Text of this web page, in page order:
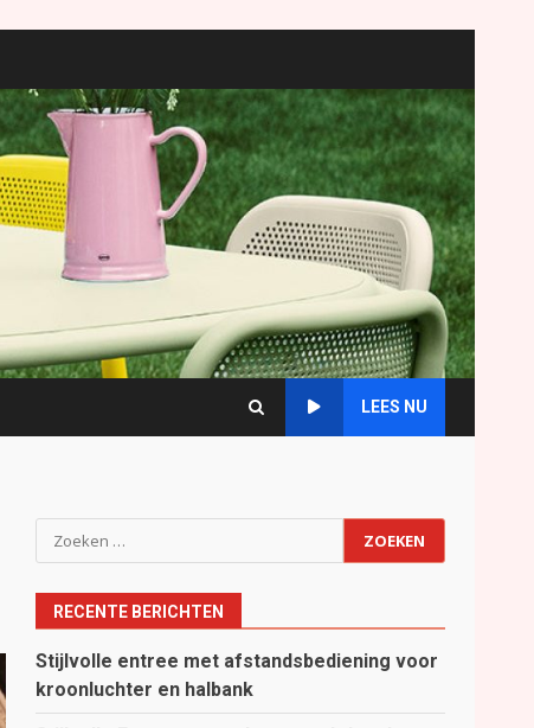
LEES NU
Zoeken
naar:
RECENTE BERICHTEN
Stijlvolle entree met afstandsbediening voor
kroonluchter en halbank